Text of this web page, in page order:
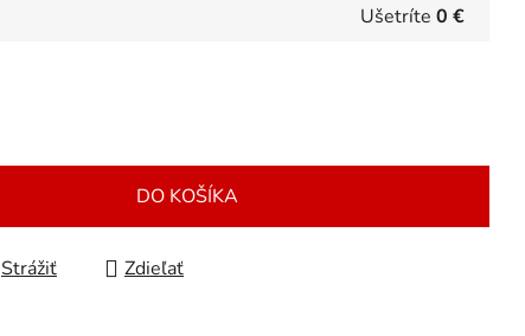
Ušetríte 0 €
DO KOŠÍKA
Strážiť Zdieľať